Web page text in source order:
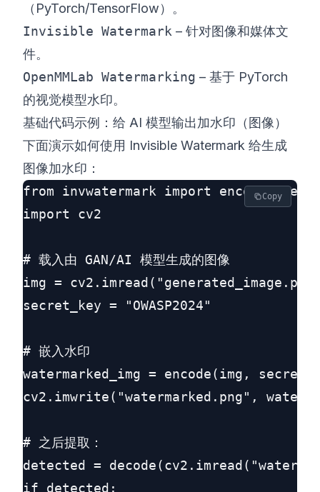
（PyTorch/TensorFlow）。
Invisible Watermark – 针对图像和媒体文
件。
OpenMMLab Watermarking – 基于 PyTorch
的视觉模型水印。
基础代码示例：给 AI 模型输出加水印（图像）
下面演示如何使用 Invisible Watermark 给生成
图像加水印：
from invwatermark import encode,
import cv2
# 载入由 GAN/AI 模型生成的图像
img =
secret_key = "OWASP2024"
# 嵌入水印
watermarked_img = encode(img,
cv2.imwrite("watermarked.png",
# 之后提取：
detected =
if detected:
Copy